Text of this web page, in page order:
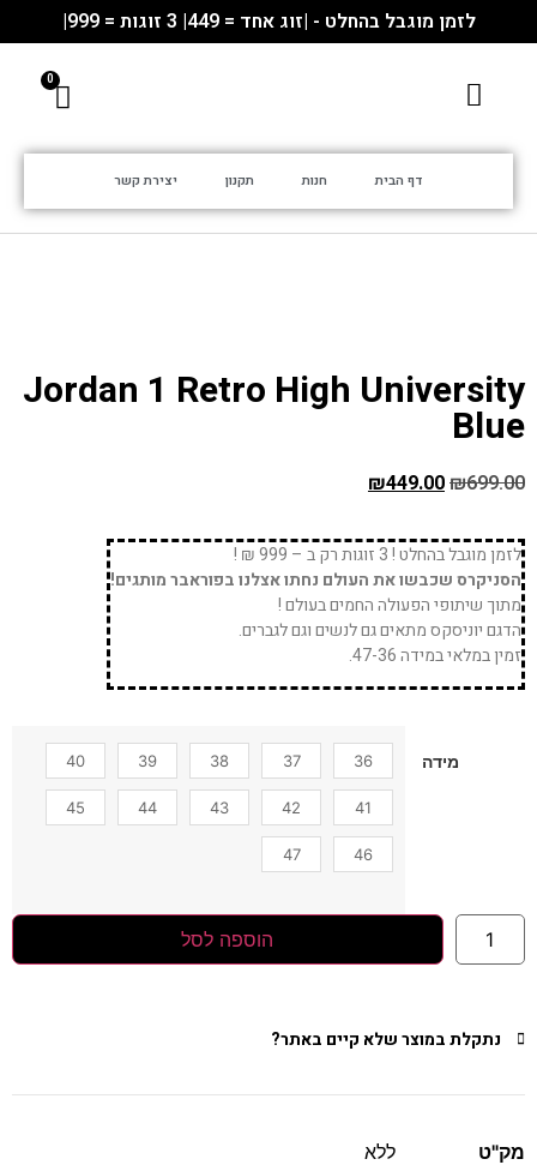
לזמן מוגבל בהחלט - |זוג אחד = 449| 3 זוגות = 999|
דף הבית חנות תקנון יצירת קשר
Jordan 1 Retro High University
Blue
₪699.00
₪449.00
לזמן מוגבל בהחלט ! 3 זוגות רק ב – 999 ₪ !
הסניקרס שכבשו את העולם נחתו אצלנו בפוראבר מותגים!
מתוך שיתופי הפעולה החמים בעולם !
הדגם יוניסקס מתאים גם לנשים וגם לגברים.
זמין במלאי במידה 47-36.
מידה 36
37
38
39
40
41
42
43
44
45
46
47
הוספה לסל
נתקלת במוצר שלא קיים באתר?
מק"ט
ללא